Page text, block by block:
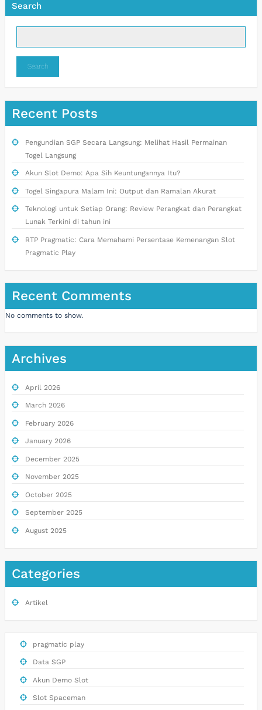
Search
Search
Recent Posts
Pengundian SGP Secara Langsung: Melihat Hasil Permainan
Togel Langsung
Akun Slot Demo: Apa Sih Keuntungannya Itu?
Togel Singapura Malam Ini: Output dan Ramalan Akurat
Teknologi untuk Setiap Orang: Review Perangkat dan Perangkat
Lunak Terkini di tahun ini
RTP Pragmatic: Cara Memahami Persentase Kemenangan Slot
Pragmatic Play
Recent Comments
No comments to show.
Archives
April 2026
March 2026
February 2026
January 2026
December 2025
November 2025
October 2025
September 2025
August 2025
Categories
Artikel
pragmatic play
Data SGP
Akun Demo Slot
Slot Spaceman